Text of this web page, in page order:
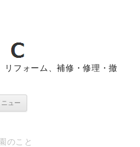
リフォーム、補修・修理・撤
ニュー
のこと